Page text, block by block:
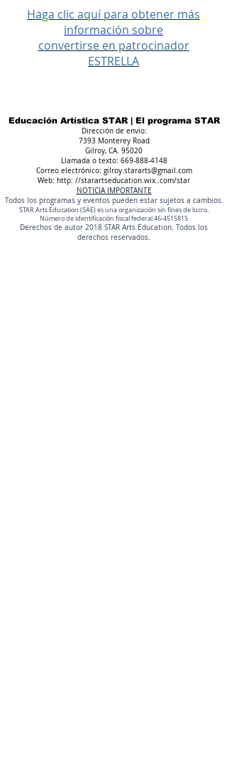
Haga clic aquí para obtener más
información sobre
convertirse en patrocinador
ESTRELLA
Educación Artística STAR | El programa STAR
Dirección de envio:
7393 Monterey Road
Gilroy, CA. 95020
Llamada o texto: 669-888-4148
Correo electrónico: gilroy.stararts@gmail.com
Web: http: //starartseducation.wix..com/star
NOTICIA IMPORTANTE
Todos los programas y eventos pueden estar sujetos a cambios.
STAR Arts Education (SAE) es una organización sin fines de lucro.
Número de identificación fiscal federal46-4515815
Derechos de autor 2018 STAR Arts Education. Todos los
derechos reservados.